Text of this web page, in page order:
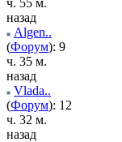
ч. 55 м.
назад
Algen..
(Форум): 9
ч. 35 м.
назад
Vlada..
(Форум): 12
ч. 32 м.
назад